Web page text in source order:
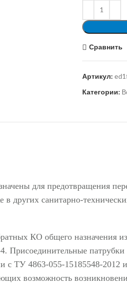
Сравнить
Артикул:
Категории:
для предотвращения
других санитарно-
КО общего назначения
Присоединительные
с ТУ 4863-055-15185548-
возможность